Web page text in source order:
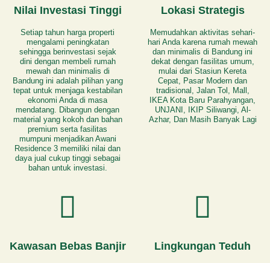
Nilai Investasi Tinggi
Setiap tahun harga properti
mengalami peningkatan
sehingga berinvestasi sejak
dini dengan membeli rumah
mewah dan minimalis di
Bandung ini adalah pilihan yang
tepat untuk menjaga kestabilan
ekonomi Anda di masa
mendatang. Dibangun dengan
material yang kokoh dan bahan
premium serta fasilitas
mumpuni menjadikan Awani
Residence 3 memiliki nilai dan
daya jual cukup tinggi sebagai
bahan untuk investasi.
Lokasi Strategis
Memudahkan aktivitas sehari-
hari Anda karena rumah mewah
dan minimalis di Bandung ini
dekat dengan fasilitas umum,
mulai dari Stasiun Kereta
Cepat, Pasar Modern dan
tradisional, Jalan Tol, Mall,
IKEA Kota Baru Parahyangan,
UNJANI, IKIP Siliwangi, Al-
Azhar, Dan Masih Banyak Lagi
Kawasan Bebas Banjir Lingkungan Teduh